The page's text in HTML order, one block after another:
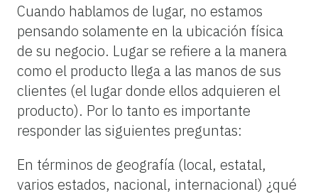
Cuando hablamos de lugar, no estamos
pensando solamente en la ubicación física
de su negocio. Lugar se refiere a la manera
como el producto llega a las manos de sus
clientes (el lugar donde ellos adquieren el
producto). Por lo tanto es importante
responder las siguientes preguntas:
En términos de geografía (local, estatal,
varios estados, nacional, internacional) ¿qué